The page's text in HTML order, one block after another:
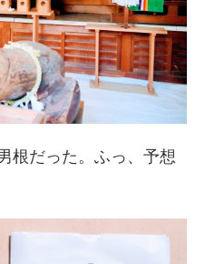
根だった。ふっ、予想